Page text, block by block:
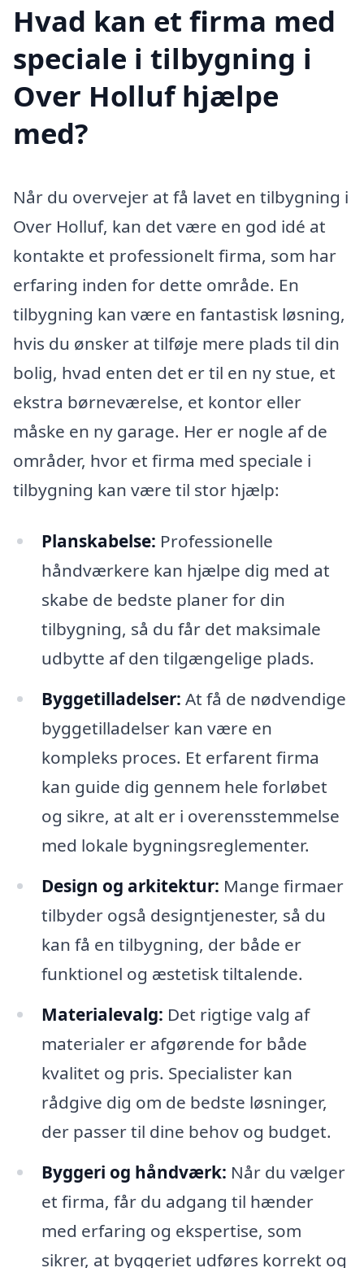
Hvad kan et firma med
speciale i tilbygning i
Over Holluf hjælpe
med?
Når du overvejer at få lavet en tilbygning i
Over Holluf, kan det være en god idé at
kontakte et professionelt firma, som har
erfaring inden for dette område. En
tilbygning kan være en fantastisk løsning,
hvis du ønsker at tilføje mere plads til din
bolig, hvad enten det er til en ny stue, et
ekstra børneværelse, et kontor eller
måske en ny garage. Her er nogle af de
områder, hvor et firma med speciale i
tilbygning kan være til stor hjælp:
Planskabelse: Professionelle
håndværkere kan hjælpe dig med at
skabe de bedste planer for din
tilbygning, så du får det maksimale
udbytte af den tilgængelige plads.
Byggetilladelser: At få de nødvendige
byggetilladelser kan være en
kompleks proces. Et erfarent firma
kan guide dig gennem hele forløbet
og sikre, at alt er i overensstemmelse
med lokale bygningsreglementer.
Design og arkitektur: Mange firmaer
tilbyder også designtjenester, så du
kan få en tilbygning, der både er
funktionel og æstetisk tiltalende.
Materialevalg: Det rigtige valg af
materialer er afgørende for både
kvalitet og pris. Specialister kan
rådgive dig om de bedste løsninger,
der passer til dine behov og budget.
Byggeri og håndværk: Når du vælger
et firma, får du adgang til hænder
med erfaring og ekspertise, som
sikrer, at byggeriet udføres korrekt og